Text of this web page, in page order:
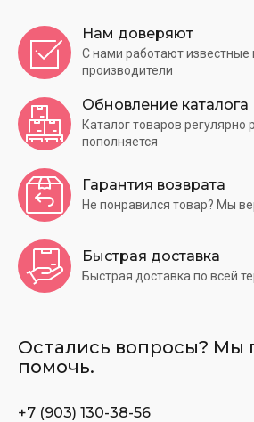
Нам доверяют
С нами работают
производители
Обновление каталога
Каталог товаров регулярно
пополняется
Гарантия возврата
Не понравился товар? Мы
Быстрая доставка
Быстрая доставка по всей
Остались вопросы? Мы
помочь.
+7 (903) 130-38-56